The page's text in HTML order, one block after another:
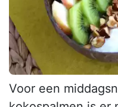
Voor een